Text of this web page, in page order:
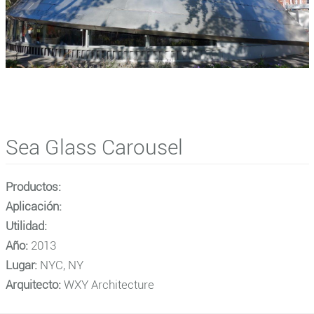
Sea Glass Carousel
Productos:
Aplicación:
Utilidad:
Año: 2013
Lugar: NYC, NY
Arquitecto: WXY Architecture